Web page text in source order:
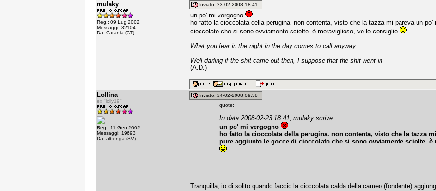
mulaky
Reg.: 09 Lug 2002
Messaggi: 32104
Da: Catania (CT)
Inviato: 23-02-2008 18:41
un po' mi vergogno
ho fatto la cioccolata della perugina. non contenta, visto che la tazza mi pareva un po'
cioccolato che si sono ovviamente sciolte. è meraviglioso, ve lo consiglio
What you fear in the night in the day comes to call anyway
Well darling if the shit came out then, I suppose that the shit went in
(A.D.)
Lollina
ex "lolly19"
Reg.: 11 Gen 2002
Messaggi: 19693
Da: albenga (SV)
Inviato: 24-02-2008 09:38
quote:
In data 2008-02-23 18:41, mulaky scrive:
un po' mi vergogno
ho fatto la cioccolata della perugina. non contenta, visto che la tazza
pure aggiunto le gocce di cioccolato che si sono ovviamente sciolte.
Tranquilla, io di solito quando faccio la cioccolata calda della cameo (fondente)